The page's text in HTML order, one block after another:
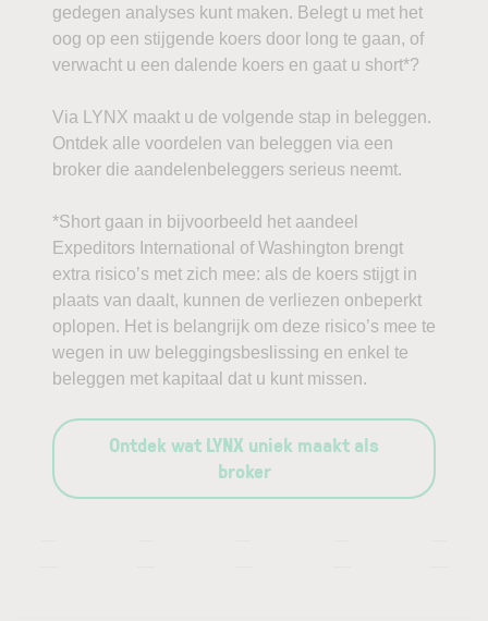
gedegen analyses kunt maken. Belegt u met het
oog op een stijgende koers door long te gaan, of
verwacht u een dalende koers en gaat u short*?
Via LYNX maakt u de volgende stap in beleggen.
Ontdek alle voordelen van beleggen via een
broker die aandelenbeleggers serieus neemt.
*Short gaan in bijvoorbeeld het aandeel
Expeditors International of Washington brengt
extra risico’s met zich mee: als de koers stijgt in
plaats van daalt, kunnen de verliezen onbeperkt
oplopen. Het is belangrijk om deze risico’s mee te
wegen in uw beleggingsbeslissing en enkel te
beleggen met kapitaal dat u kunt missen.
Ontdek wat LYNX uniek maakt als
broker